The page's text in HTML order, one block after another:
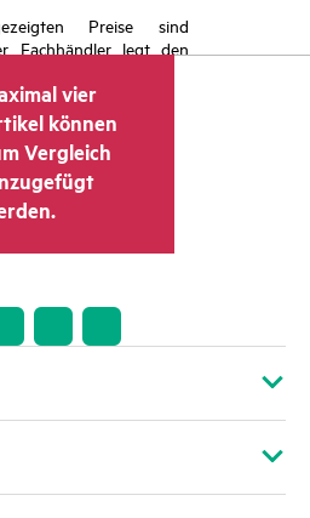
Preise sind
Fachhändler legt den
Gebühren wie
und Versandkosten
Der vom Fachhändler
kann von
und dem
abweichen. Die
zeitlich begrenzte
enthalten. HPE behält
vor, jederzeit
vorzunehmen, u. a.
der Einstellung von
dem Ende der
Werbeaktionen und
vier
können
Vergleich